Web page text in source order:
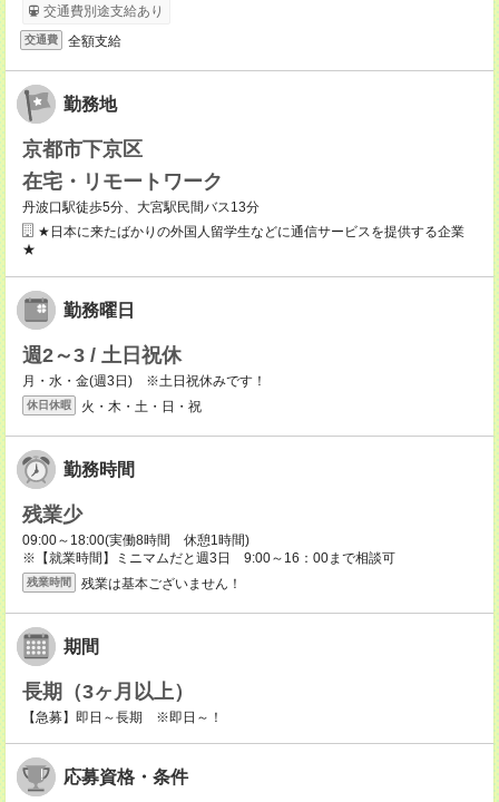
交通費別途支給あり
交通費 全額支給
勤務地
京都市下京区
在宅・リモートワーク
丹波口駅徒歩5分、大宮駅民間バス13分
★日本に来たばかりの外国人留学生などに通信サービスを提供する企業
★
勤務曜日
週2～3 / 土日祝休
月・水・金(週3日) ※土日祝休みです！
休日休暇 火・木・土・日・祝
勤務時間
残業少
09:00～18:00(実働8時間 休憩1時間)
※【就業時間】ミニマムだと週3日 9:00～16：00まで相談可
残業時間 残業は基本ございません！
期間
長期（3ヶ月以上）
【急募】即日～長期 ※即日～！
応募資格・条件